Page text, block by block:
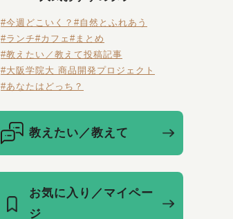
#今週どこいく？ #自然とふれあう
#ランチ#カフェ #まとめ
#教えたい／教えて投稿記事
#大阪学院大 商品開発プロジェクト
#あなたはどっち？
教えたい／教えて
お気に入り／マイペー
ジ